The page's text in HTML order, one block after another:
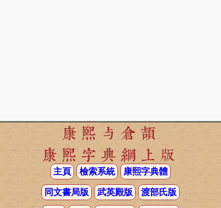
康熙与倉頡
康熙字典網上版
主頁 檢索系統 康熙字典體
同文書局版 武英殿版 渡部氏版